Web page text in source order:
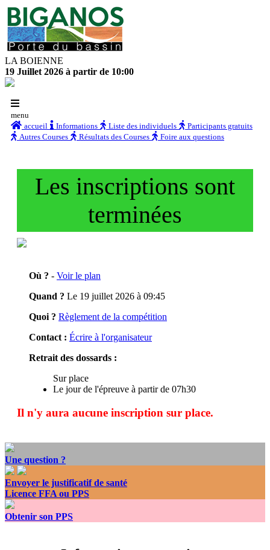
LA BOIENNE
19 Juillet 2026 à partir de 10:00
menu
accueil
Informations Liste des individuels
Participants gratuits
Autres Courses
Résultats des Courses Foire aux questions
Les inscriptions sont
terminées
Où ? - Voir le plan
Quand ? Le 19 juillet 2026 à 09:45
Quoi ? Règlement de la compétition
Contact : Écrire à l'organisateur
Retrait des dossards :
Sur place
Le jour de l'épreuve à partir de 07h30
Il n'y aura aucune inscription sur place.
Une question ?
Envoyer le justificatif de santé
Licence FFA ou PPS
Obtenir son PPS